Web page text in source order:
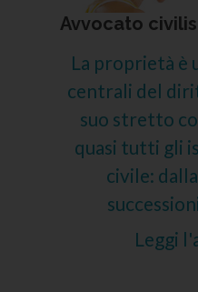
Avvocato
La proprietà è
centrali del
suo stretto
quasi tutti gli
civile:
Leggi